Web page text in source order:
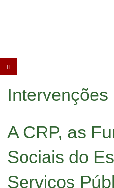
Intervenções
A CRP, as
Sociais do
Serviços